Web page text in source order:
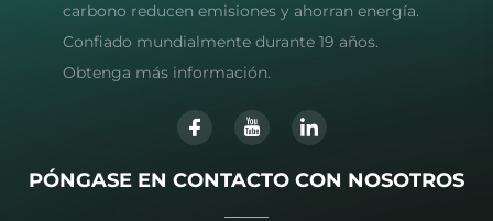
carbono reducen emisiones y ahorran energía.
Confiado mundialmente durante 19 años.
Obtenga más información.
PÓNGASE EN CONTACTO CON NOSOTROS